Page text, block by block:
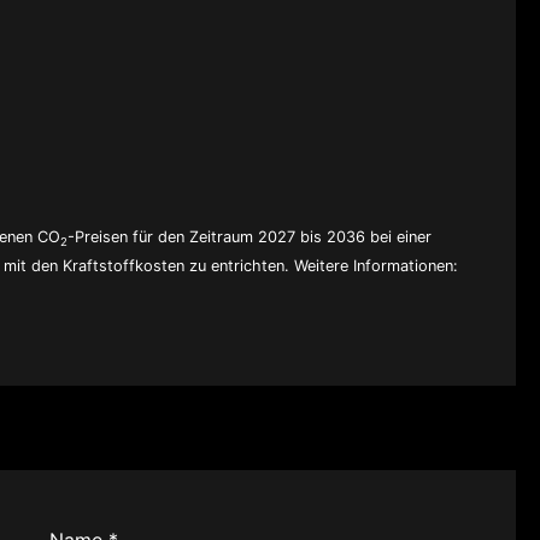
CO2-Preisen für den Zeitraum 2027 bis 2036 bei einer
mit den Kraftstoffkosten zu entrichten. Weitere Informationen: